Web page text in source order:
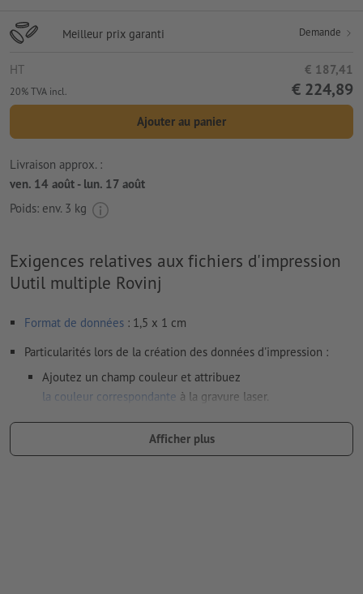
Meilleur prix garanti Demande
HT € 187,41
20% TVA incl. € 224,89
Ajouter au panier
Livraison approx. :
ven. 14 août - lun. 17 août
Poids: env. 3 kg
Exigences relatives aux fichiers d'impression
Uutil multiple Rovinj
Format de données : 1,5 x 1 cm
Particularités lors de la création des données d'impression :
Ajoutez un champ couleur et attribuez
la couleur correspondante à la gravure laser.
dénomination du champ couleur : „Laser“
Afficher plus